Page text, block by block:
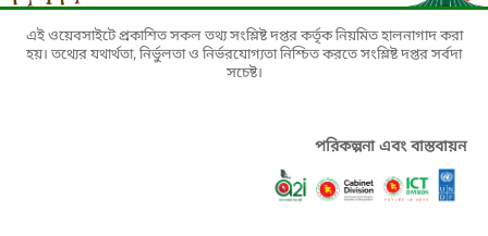
এই ওয়েবসাইটে প্রকাশিত সকল তথ্য সংশ্লিষ্ট দপ্তর কর্তৃক নিয়মিত হালনাগাদ করা
হয়। তথ্যের যথার্থতা, নির্ভুলতা ও নির্ভরযোগ্যতা নিশ্চিত করতে সংশ্লিষ্ট দপ্তর সর্বদা
সচেষ্ট।
পরিকল্পনা এবং বাস্তবায়ন